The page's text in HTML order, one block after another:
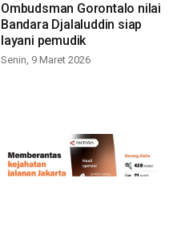
Ombudsman Gorontalo nilai
Bandara Djalaluddin siap
layani pemudik
Senin, 9 Maret 2026